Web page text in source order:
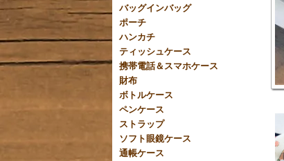
バッグインバッグ
ポーチ
ハンカチ
ティッシュケース
携帯電話＆スマホケース
財布
ボトルケース
ペンケース
ストラップ
ソフト眼鏡ケース
通帳ケース